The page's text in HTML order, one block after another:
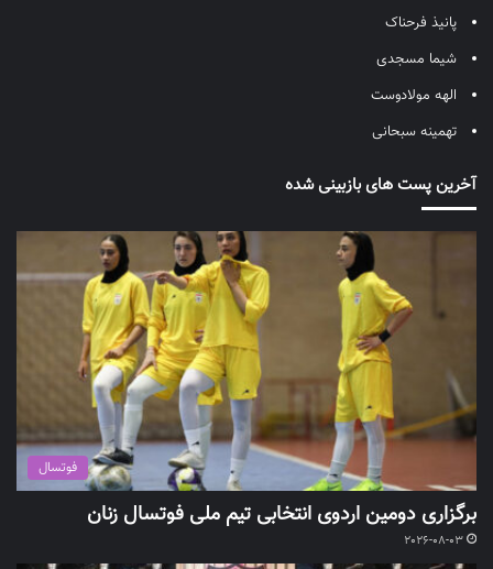
پانیذ فرحناک
شیما مسجدی
الهه مولادوست
تهمینه سبحانی
آخرین پست های بازبینی شده
فوتسال
برگزاری دومین اردوی انتخابی تیم ملی فوتسال زنان
2026-08-03